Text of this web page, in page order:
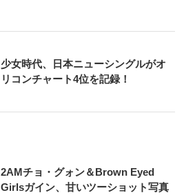
少女時代、日本ニューシングルがオ
リコンチャート4位を記録！
2AMチョ・グォン＆Brown Eyed
Girlsガイン、甘いツーショット写真